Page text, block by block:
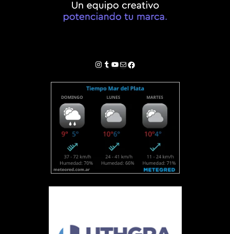
Instagram
Tumblr
YouTube
Correo electrónico
Facebook